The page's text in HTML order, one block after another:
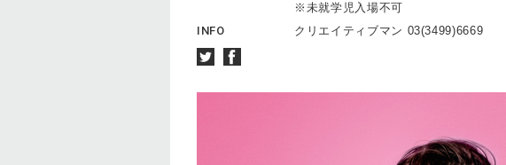
※未就学児入場不可
INFO
クリエイティブマン 03(3499)6669